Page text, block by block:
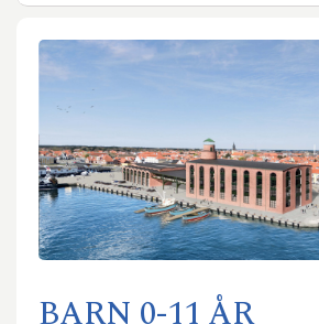
BARN 0-11 ÅR